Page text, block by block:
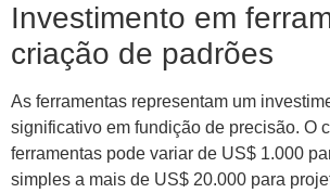
Investimento em
criação de padrões
As ferramentas representam um
significativo em fundição de precisão. O
ferramentas pode variar de US$ 1.000
simples a mais de US$ 20.000 para